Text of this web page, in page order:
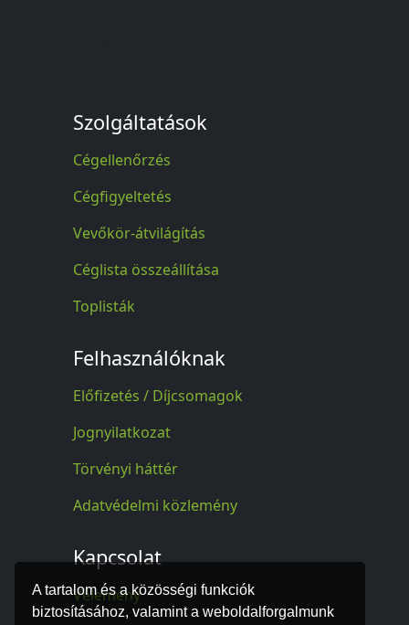
A tartalom és a közösségi funkciók
biztosításához, valamint a weboldalforgalmunk
Szolgáltatások
Cégellenőrzés
Cégfigyeltetés
Vevőkör-átvilágítás
Céglista összeállítása
Toplisták
Felhasználóknak
Előfizetés / Díjcsomagok
Jognyilatkozat
Törvényi háttér
Adatvédelmi közlemény
Kapcsolat
Vélemény